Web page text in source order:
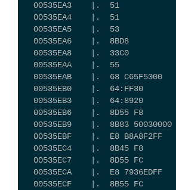
00535EA3    |.  51
00535EA4    |.  51
00535EA5    |.  53
00535EA6    |.  8BD8
00535EA8    |.  33C0
00535EAA    |.  55
00535EAB    |.  68 C65F5300
00535EB0    |.  64:FF30
00535EB3    |.  64:8920
00535EB6    |.  8D55 F8
00535EB9    |.  8B83
00535EBF    |.  E8 B8A8F2FF
00535EC4    |.  8B45 F8
00535EC7    |.  8D55 FC
00535ECA    |.  E8 7936EDFF
00535ECF    |.  8B55 FC